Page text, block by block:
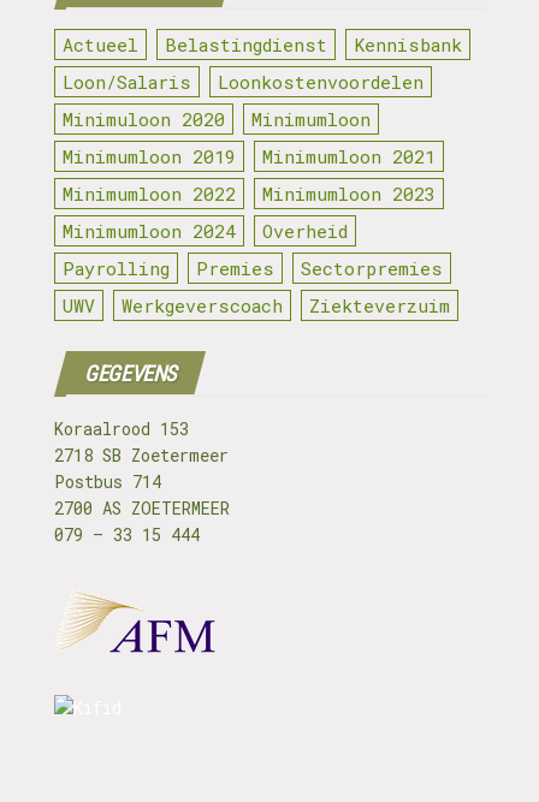
Actueel Belastingdienst
Kennisbank
Loon/Salaris
Loonkostenvoordelen
Minimuloon 2020
Minimumloon
Minimumloon 2019
Minimumloon 2021
Minimumloon 2022
Minimumloon 2023
Minimumloon 2024
Overheid
Payrolling
Premies
Sectorpremies
UWV
Werkgeverscoach Ziekteverzuim
GEGEVENS
Koraalrood 153
2718 SB Zoetermeer
Postbus 714
2700 AS ZOETERMEER
079 – 33 15 444